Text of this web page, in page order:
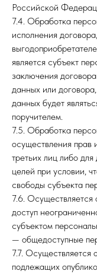
Российской
7.4. Обработка
исполнения
является субъект
заключения
данных или
данных будет
поручителем.
7.5. Обработка
осуществления прав
третьих лиц либо
целей при условии,
свободы субъекта
7.6. Осуществляется
доступ
субъектом
— общедоступные
7.7. Осуществляется
подлежащих